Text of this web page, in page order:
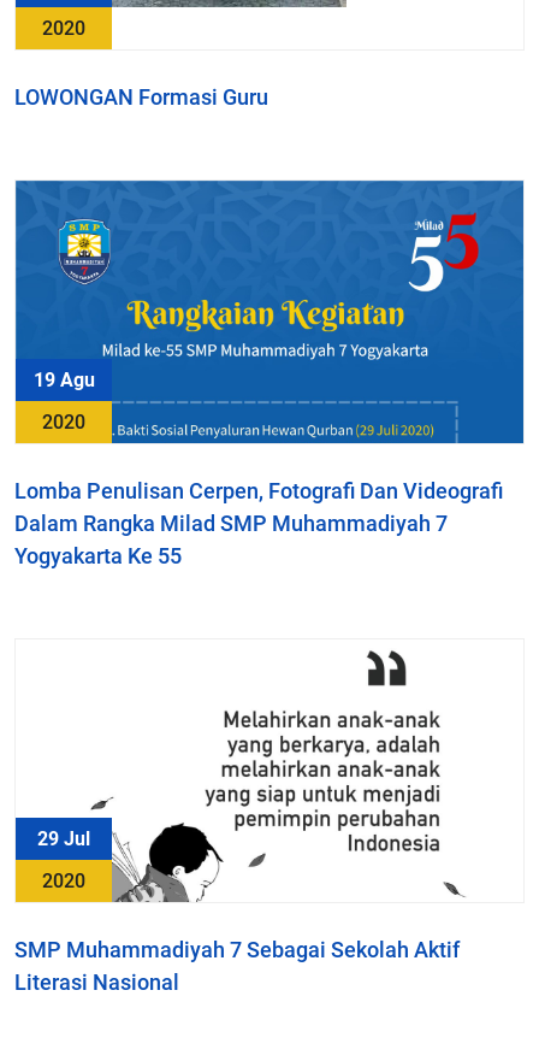
2020
LOWONGAN Formasi Guru
19 Agu
2020
Lomba Penulisan Cerpen, Fotografi Dan Videografi
Dalam Rangka Milad SMP Muhammadiyah 7
Yogyakarta Ke 55
29 Jul
2020
SMP Muhammadiyah 7 Sebagai Sekolah Aktif
Literasi Nasional